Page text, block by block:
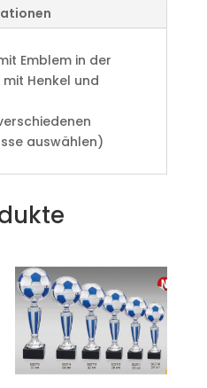
Emblem in der
mit Henkel und
auswählen)